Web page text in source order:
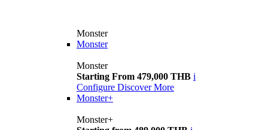
Monster
Monster
Monster
Starting From 479,000 THB i
Configure Discover More
Monster+
Monster+